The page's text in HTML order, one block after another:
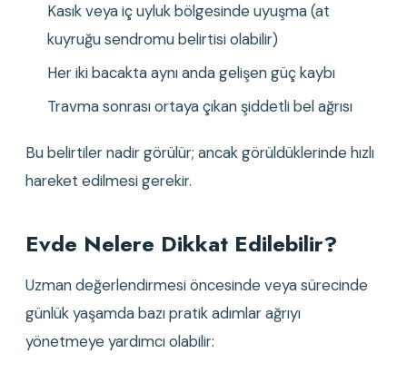
Kasık veya iç uyluk bölgesinde uyuşma (at
kuyruğu sendromu belirtisi olabilir)
Her iki bacakta aynı anda gelişen güç kaybı
Travma sonrası ortaya çıkan şiddetli bel ağrısı
Bu belirtiler nadir görülür; ancak görüldüklerinde hızlı
hareket edilmesi gerekir.
Evde Nelere Dikkat Edilebilir?
Uzman değerlendirmesi öncesinde veya sürecinde
günlük yaşamda bazı pratik adımlar ağrıyı
yönetmeye yardımcı olabilir: